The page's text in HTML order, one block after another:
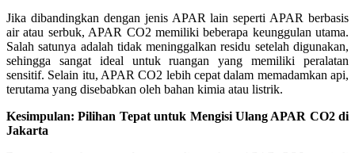
Jika dibandingkan dengan jenis APAR lain seperti APAR berbasis
air atau serbuk, APAR CO2 memiliki beberapa keunggulan utama.
Salah satunya adalah tidak meninggalkan residu setelah digunakan,
sehingga sangat ideal untuk ruangan yang memiliki peralatan
sensitif. Selain itu, APAR CO2 lebih cepat dalam memadamkan api,
terutama yang disebabkan oleh bahan kimia atau listrik.
Kesimpulan: Pilihan Tepat untuk Mengisi Ulang APAR CO2 di
Jakarta